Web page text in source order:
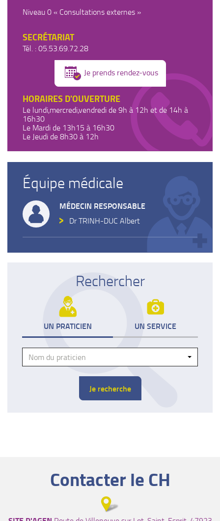
Niveau 0 « Consultations externes »
SECRÉTARIAT
Tél. : 05.53.69.72.28
Je prends rendez-vous
HORAIRES D'OUVERTURE
Le lundi,mercredi,vendredi de 9h à 12h et de 14h à
16h30
Le Mardi de 13h15 à 16h30
Le Jeudi de 8h30 à 12h
Équipe médicale
MÉDECIN RESPONSABLE
Dr TRINH-DUC Albert
Rechercher
UN PRATICIEN UN SERVICE
Praticien
Nom du praticien
Je recherche
Contacter le CH